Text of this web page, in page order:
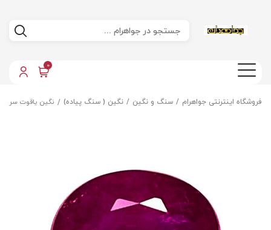
0
فروشگاه اینترنتی جواهرام سنگ و نگین نگین ( سنگ پیاده) نگین یاقوت سرخ